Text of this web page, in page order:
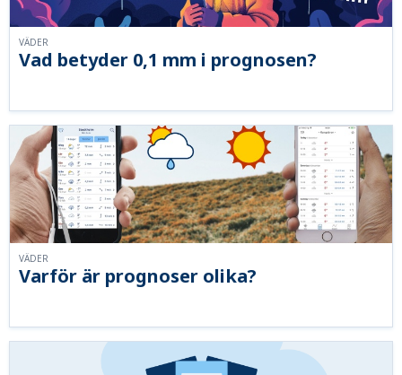
Vad betyder 0,1 mm i prognosen?
VÄDER
Varför är prognoser olika?
VÄDER